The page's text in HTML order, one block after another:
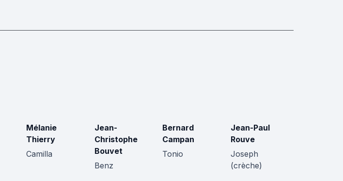
Mélanie
Thierry
Camilla
Jean-
Christophe
Bouvet
Benz
Bernard
Campan
Tonio
Jean-Paul
Rouve
Joseph
(crèche)